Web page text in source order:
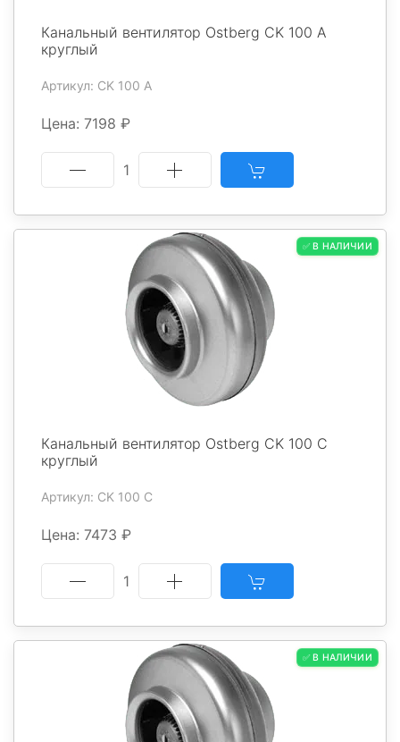
Канальный вентилятор Ostberg CK 100 A
круглый
Артикул: CK 100 A
Цена: 7198 ₽
1
✅ В НАЛИЧИИ
Канальный вентилятор Ostberg CK 100 C
круглый
Артикул: CK 100 C
Цена: 7473 ₽
1
✅ В НАЛИЧИИ